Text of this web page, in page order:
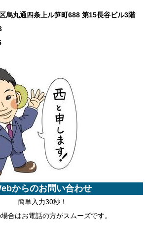
烏丸通四条上ル笋町688 第15長谷ビル3階
からのお問い合わせ
簡単入力30秒！
合はお電話の方がスムーズです。